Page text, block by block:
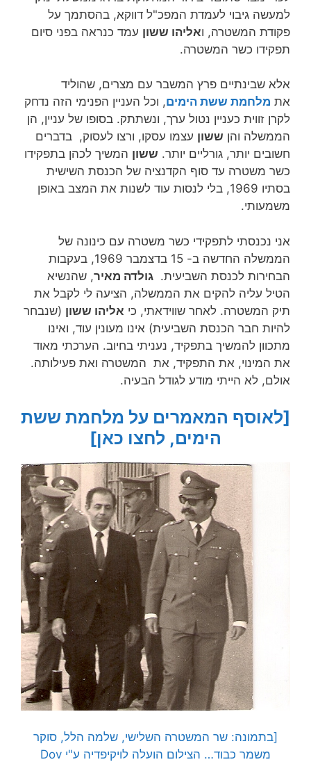
למעשה גיבוי לעמדת המפכ"ל דווקא, בהסתמך על
פקודת המשטרה, ואליהו ששון עמד כנראה בפני סיום
תפקידו כשר המשטרה.
אלא שבינתיים פרץ המשבר עם מצרים, שהוליד
את מלחמת ששת הימים, וכל העניין הפנימי הזה נדחק
לקרן זווית כעניין נטול ערך, ונשתתק. בסופו של עניין, הן
הממשלה והן ששון עצמו עסקו, ורצו לעסוק, בדברים
חשובים יותר, גורליים יותר. ששון המשיך לכהן בתפקידו
כשר משטרה עד סוף הקדנציה של הכנסת השישית
בסתיו 1969, בלי לנסות עוד לשנות את המצב באופן
משמעותי.
אני נכנסתי לתפקידי כשר משטרה עם כינונה של
הממשלה החדשה ב- 15 בדצמבר 1969, בעקבות
הבחירות לכנסת השביעית. גולדה מאיר, שהנשיא
הטיל עליה להקים את הממשלה, הציעה לי לקבל את
תיק המשטרה. לאחר שווידאתי, כי אליהו ששון (שנבחר
להיות חבר הכנסת השביעית) אינו מעונין עוד, ואינו
מתכוון להמשיך בתפקיד, נעניתי בחיוב. הערכתי מאוד
את המינוי, את התפקיד, את המשטרה ואת פעילותה.
אולם, לא הייתי מודע לגודל הבעיה.
[לאוסף המאמרים על מלחמת ששת
הימים, לחצו כאן]
[בתמונה: שר המשטרה השלישי, שלמה הלל, סוקר
משמר כבוד… הצילום הועלה לויקיפדיה ע"י Dov